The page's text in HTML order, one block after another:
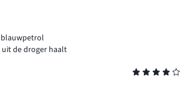
uit de droger haalt